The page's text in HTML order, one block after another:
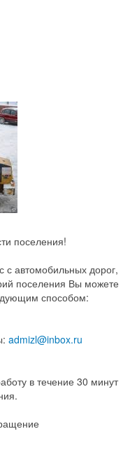
поселения!
автомобильных дорог,
поселения Вы можете
способом:
admizl@inbox.ru
в течение 30 минут